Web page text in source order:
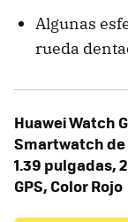
Algunas
rueda
Huawei Watch
Smartwatch de
1.39 pulgadas,
GPS, Color Rojo